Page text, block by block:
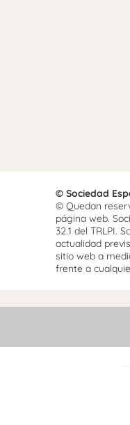
© Sociedad
© Quedan
página web.
32.1 del TRLPI.
actualidad
sitio web a
frente a